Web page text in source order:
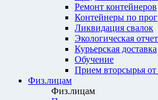
Ремонт контейнеров
Контейнеры по
Ликвидация свалок
Экологическая
Курьерская доставка
Обучение
Прием вторсырья
Физ.лицам
Физ.лицам